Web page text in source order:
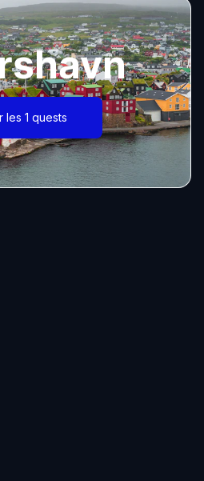
les 1 quests